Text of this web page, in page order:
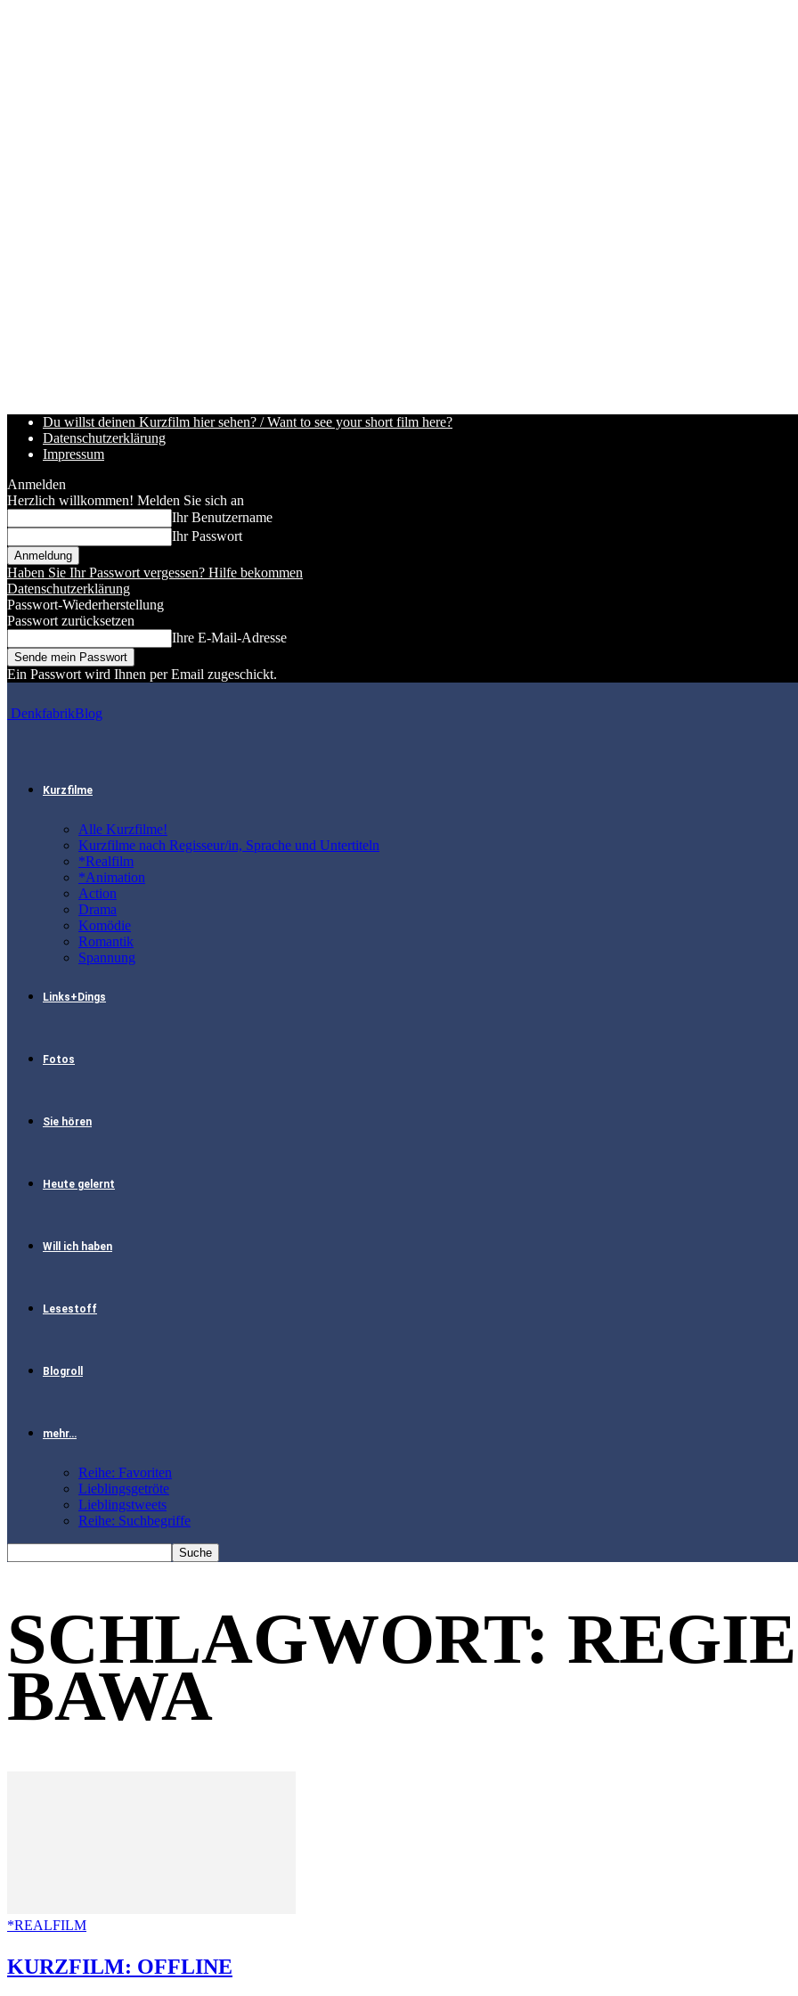
Du willst deinen Kurzfilm hier sehen? / Want to see your short film here?
Datenschutzerklärung
Impressum
Anmelden
Herzlich willkommen! Melden Sie sich an
Ihr Benutzername
Ihr Passwort
Haben Sie Ihr Passwort vergessen? Hilfe bekommen
Datenschutzerklärung
Passwort-Wiederherstellung
Passwort zurücksetzen
Ihre E-Mail-Adresse
Ein Passwort wird Ihnen per Email zugeschickt.
DenkfabrikBlog
Kurzfilme
Alle Kurzfilme!
Kurzfilme nach Regisseur/in, Sprache und Untertiteln
*Realfilm
*Animation
Action
Drama
Komödie
Romantik
Spannung
Links+Dings
Fotos
Sie hören
Heute gelernt
Will ich haben
Lesestoff
Blogroll
mehr…
Reihe: Favoriten
Lieblingsgetröte
Lieblingstweets
Reihe: Suchbegriffe
SCHLAGWORT:
BAWA
*REALFILM
KURZFILM: OFFLINE